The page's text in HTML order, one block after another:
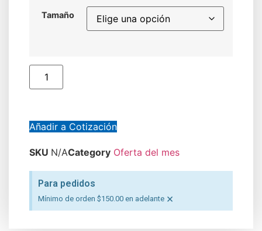
Tamaño
Añadir a Cotización
SKU N/ACategory Oferta del mes
Para pedidos
Mínimo de orden $150.00 en adelante ×